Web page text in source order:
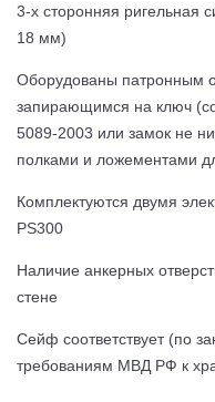
3-х сторонняя ригельная
18 мм)
Оборудованы патронным
запирающимся на ключ
5089-2003 или замок не
полками и ложементами
Комплектуются двумя
PS300
Наличие анкерных
стене
Cейф соответствует (по
требованиям МВД РФ к